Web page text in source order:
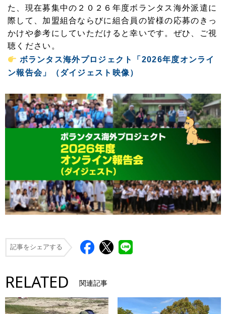
た、現在募集中の２０２６年度ボランタス海外派遣に
際して、加盟組合ならびに組合員の皆様の応募のきっ
かけや参考にしていただけると幸いです。ぜひ、ご視
聴ください。
ボランタス海外プロジェクト「2026年度オンライ
ン報告会」（ダイジェスト映像）
記事をシェアする
RELATED 関連記事